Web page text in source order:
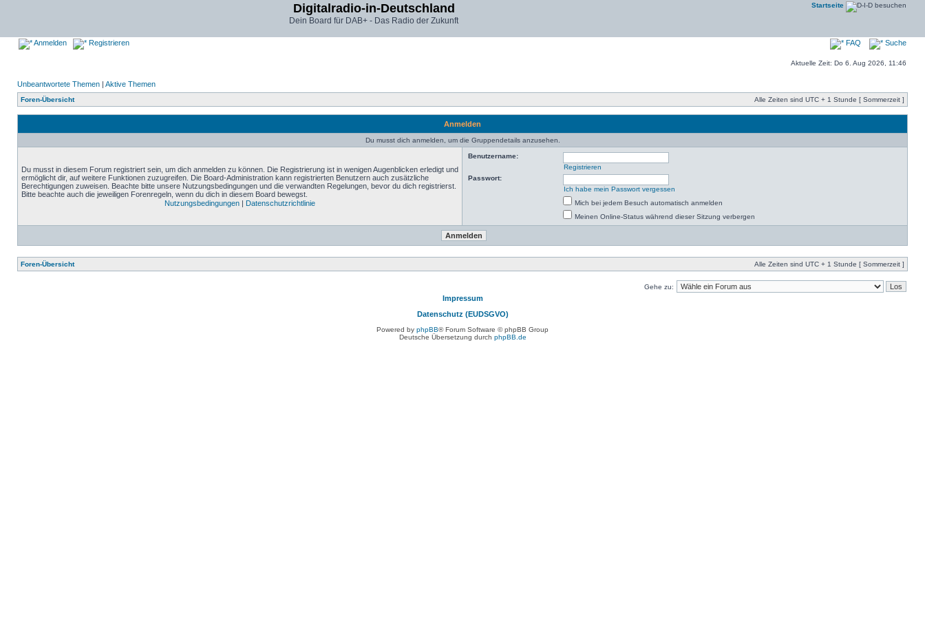
Digitalradio-in-Deutschland
Dein Board für DAB+ - Das Radio der Zukunft
Startseite
Anmelden Registrieren FAQ Suche
Aktuelle Zeit: Do 6. Aug 2026, 11:46
Unbeantwortete Themen | Aktive Themen
Foren-Übersicht Alle Zeiten sind UTC + 1 Stunde [ Sommerzeit ]
Anmelden
Du musst dich anmelden, um die Gruppendetails anzusehen.
Du musst in diesem Forum registriert sein, um dich anmelden zu können. Die Registrierung ist in wenigen Augenblicken erledigt und
ermöglicht dir, auf weitere Funktionen zuzugreifen. Die Board-Administration kann registrierten Benutzern auch zusätzliche
Berechtigungen zuweisen. Beachte bitte unsere Nutzungsbedingungen und die verwandten Regelungen, bevor du dich registrierst.
Bitte beachte auch die jeweiligen Forenregeln, wenn du dich in diesem Board bewegst.
Nutzungsbedingungen | Datenschutzrichtlinie
Benutzername:
Registrieren
Passwort:
Ich habe mein Passwort vergessen
Mich bei jedem Besuch automatisch anmelden
Meinen Online-Status während dieser Sitzung verbergen
Foren-Übersicht Alle Zeiten sind UTC + 1 Stunde [ Sommerzeit ]
Gehe zu:
Impressum
Datenschutz (EUDSGVO)
Powered by phpBB® Forum Software © phpBB Group
Deutsche Übersetzung durch phpBB.de